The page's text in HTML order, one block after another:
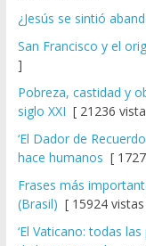
¿Jesús se sintió
San Francisco y el
]
Pobreza, castidad y
siglo XXI [ 21236
‘El Dador de
hace humanos [
Frases más
(Brasil) [ 15924
‘El Vaticano: todas